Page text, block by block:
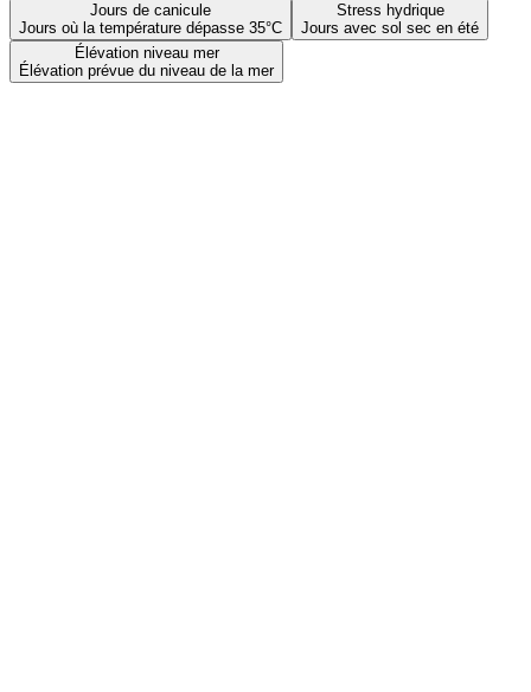
Jours de canicule
Jours où la température dépasse 35°C
Stress hydrique
Jours avec sol sec en été
Élévation niveau mer
Élévation prévue du niveau de la mer